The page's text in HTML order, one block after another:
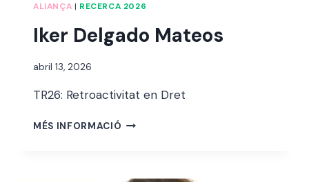
ALIANÇA | RECERCA 2026
Iker Delgado Mateos
Per
bello i
abril 13, 2026
TR26: Retroactivitat en Dret
MÉS INFORMACIÓ IKER